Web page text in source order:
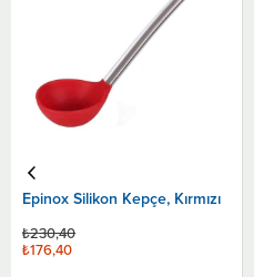
Epinox Silikon Kepçe, Kırmızı
₺176,40
₺230,40